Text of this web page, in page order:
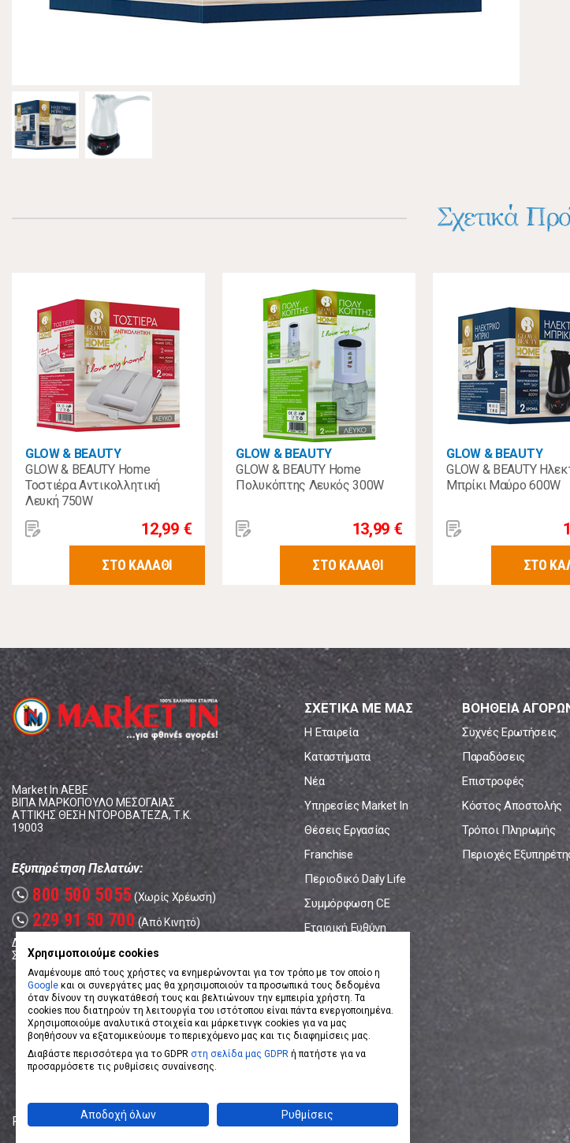
Σχετικά
GLOW & BEAUTY
GLOW & BEAUTY Home
Τοστιέρα Αντικολλητική
Λευκή 750W
12,99 €
ΣΤΟ ΚΑΛΑΘΙ
GLOW & BEAUTY
GLOW & BEAUTY Home
Πολυκόπτης Λευκός 300W
13,99 €
ΣΤΟ ΚΑΛΑΘΙ
GLOW & BEAUTY
GLOW & BEAUTY
Μπρίκι Μαύρο 600W
ΣΤΟ
Market In ΑΕΒΕ
ΒΙΠΑ ΜΑΡΚΟΠΟΥΛΟ ΜΕΣΟΓΑΙΑΣ
ΑΤΤΙΚΗΣ ΘΕΣΗ ΝΤΟΡΟΒΑΤΕΖΑ, Τ.Κ.
19003
Εξυπηρέτηση Πελατών:
call 800 500 5055 (Χωρίς Χρέωση)
call 229 91 50 700 (Από Κινητό)
Δευτέρα - Παρασκευή: 08:00 - 17:00
Σάββατο: 08:00 – 14:00
ΣΧΕΤΙΚΑ ΜΕ ΜΑΣ
Η Εταιρεία
Καταστήματα
Νέα
Υπηρεσίες Market In
Θέσεις Εργασίας
Franchise
Περιοδικό Daily Life
Συμμόρφωση CE
Εταιρική Ευθύνη
ΒΟΗΘΕΙΑ
Συχνές Ερωτήσεις
Παραδόσεις
Επιστροφές
Κόστος Αποστολής
Τρόποι Πληρωμής
Περιοχές
Powered by eShopKeyDesigned by Koolmetrix
Χρησιμοποιούμε cookies
Αναμένουμε από τους χρήστες να ενημερώνονται για τον τρόπο με τον οποίο η
Google και οι συνεργάτες μας θα χρησιμοποιούν τα προσωπικά τους δεδομένα
όταν δίνουν τη συγκατάθεσή τους και βελτιώνουν την εμπειρία χρήστη. Τα
cookies που διατηρούν τη λειτουργία του ιστότοπου είναι πάντα ενεργοποιημένα.
Χρησιμοποιούμε αναλυτικά στοιχεία και μάρκετινγκ cookies για να μας
βοηθήσουν να εξατομικεύουμε το περιεχόμενο μας και τις διαφημίσεις μας.
Διαβάστε περισσότερα για το GDPR στη σελίδα μας GDPR ή πατήστε για να
προσαρμόσετε τις ρυθμίσεις συναίνεσης.
Αποδοχή όλων Ρυθμίσεις